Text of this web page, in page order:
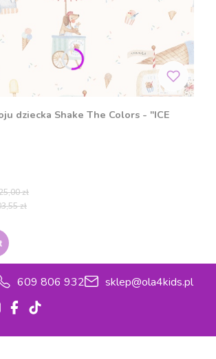
dziecka Shake The Colors - "ICE
zł
zł
609 806 932
sklep@ola4kids.pl